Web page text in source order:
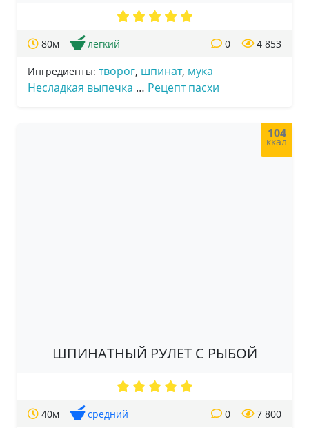
80м легкий 4 853
0
Ингредиенты: творог, шпинат, мука
Несладкая выпечка … Рецепт пасхи
104
ккал
ШПИНАТНЫЙ РУЛЕТ С РЫБОЙ
40м средний 7 800
0